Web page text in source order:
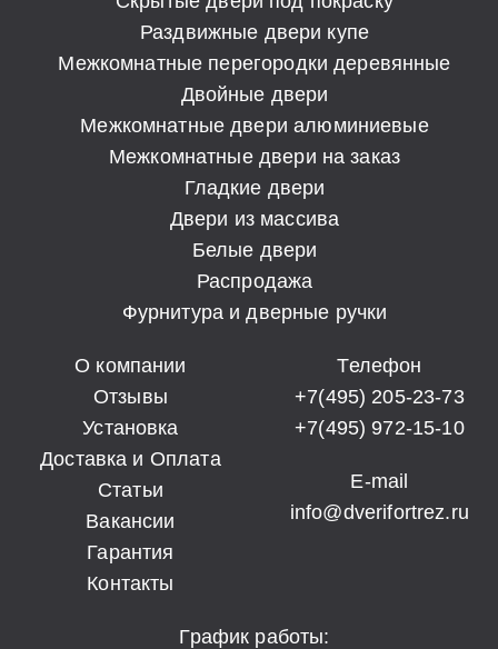
Раздвижные двери купе
Межкомнатные перегородки деревянные
Двойные двери
Межкомнатные двери алюминиевые
Межкомнатные двери на заказ
Гладкие двери
Двери из массива
Белые двери
Распродажа
Фурнитура и дверные ручки
О компании
Отзывы
Установка
Доставка и Оплата
Статьи
Вакансии
Гарантия
Контакты
Телефон
+7(495) 205-23-73
+7(495) 972-15-10
E-mail
info@dverifortrez.ru
График работы: